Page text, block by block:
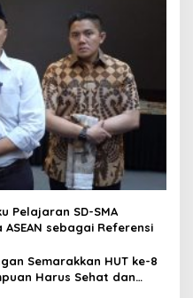
Pelajaran SD-SMA
sebagai Referensi
Semarakkan HUT ke-8
Harus Sehat dan